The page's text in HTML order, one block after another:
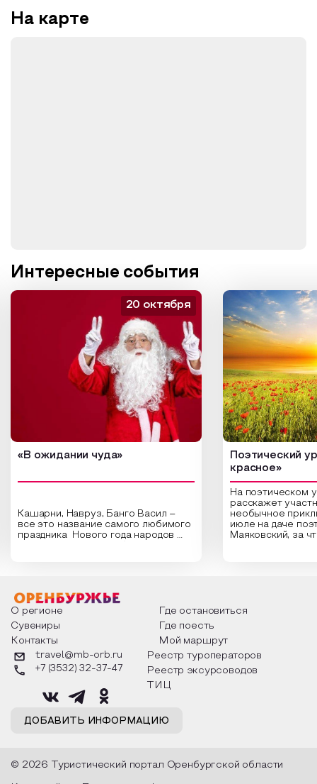
На карте
Интересные события
«В ожидании чуда»
Кашарни, Навруз, Банго Васил –
все это название самого любимого
праздника Нового года народов
о том, как встречают новый год в
разных уголках страны, какие
обряды совершают на удачу и
благополучие, в чем схожи и
различаются традиции. Кто такой
Дед Мороз и откуда он пришел, как
его называют в разных уголках
страны и как появились елочные
20 октября
Поэтический
красное»
На поэтическом
расскажет
необычное
июле на даче
Маяковский, за
Твардовского и
каждой строчке
восхищение
яркому времени
О регионе
Где остановиться
Сувениры
Где поесть
Контакты
Мой маршрут
ДОБАВИТЬ ИНФОРМАЦИЮ
travel@mb-orb.ru
+7 (3532) 32-37-47
Реестр туроператоров
Реестр эксурсоводов
ТИЦ
© 2026 Туристический портал Оренбургской области